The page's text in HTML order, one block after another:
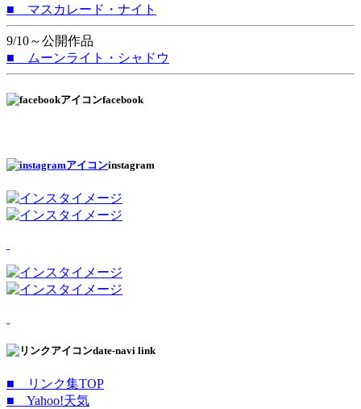
■ マスカレード・ナイト
9/10～公開作品
■ ムーンライト・シャドウ
facebook
instagram
date-navi link
■ リンク集TOP
■ Yahoo!天気